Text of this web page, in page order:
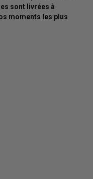
sont livrées à
moments les plus